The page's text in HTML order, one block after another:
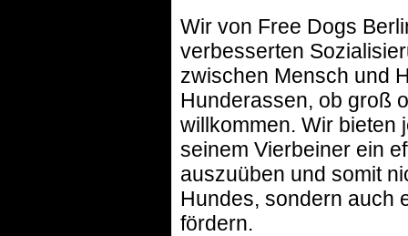
Wir von Free Dogs
verbesserten
zwischen Mensch und
Hunderassen, ob groß
willkommen. Wir bieten
seinem Vierbeiner ein
auszuüben und somit
Hundes, sondern auch
fördern.